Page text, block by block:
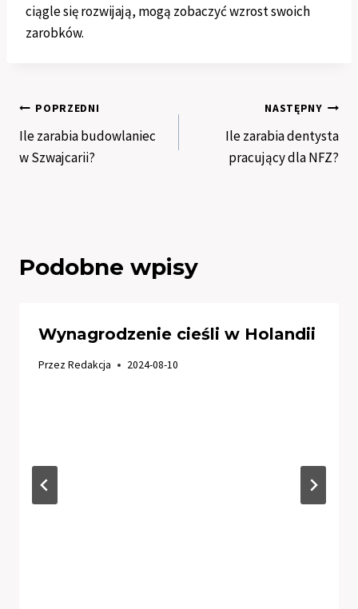
ciągle się rozwijają, mogą zobaczyć wzrost swoich
zarobków.
Nawigacja
wpisu
POPRZEDNI
Ile zarabia budowlaniec
w Szwajcarii?
NASTĘPNY
Ile zarabia dentysta
pracujący dla NFZ?
Podobne wpisy
Wynagrodzenie cieśli w Holandii
PrzezRedakcja 2024-08-10